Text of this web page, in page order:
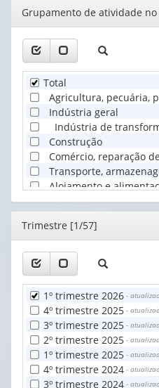
Editor
Grupamento de atividade
Total
Agricultura, pecuária,
Indústria geral
Indústria de
Construção
Comércio, reparação
Transporte,
Alojamento e
Informação,
Administração
Outros serviços
Serviços domésticos
Atividades mal definidas
Editor
Trimestre [1/57]
1º trimestre 2026 -
4º trimestre 2025 -
3º trimestre 2025 -
2º trimestre 2025 -
1º trimestre 2025 -
4º trimestre 2024 -
3º trimestre 2024 -